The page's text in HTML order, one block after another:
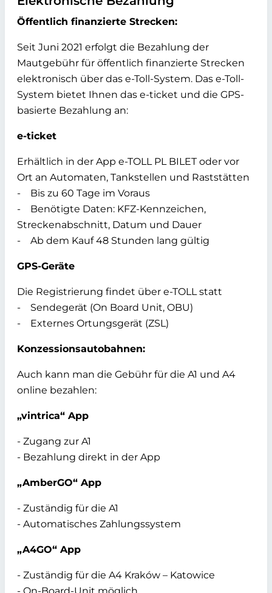
Öffentlich finanzierte Strecken:
Seit Juni 2021 erfolgt die Bezahlung der
Mautgebühr für öffentlich finanzierte Strecken
elektronisch über das e-Toll-System. Das e-Toll-
System bietet Ihnen das e-ticket und die GPS-
basierte Bezahlung an:
e-ticket
Erhältlich in der App e-TOLL PL BILET oder vor
Ort an Automaten, Tankstellen und Raststätten
- Bis zu 60 Tage im Voraus
- Benötigte Daten: KFZ-Kennzeichen,
Streckenabschnitt, Datum und Dauer
- Ab dem Kauf 48 Stunden lang gültig
GPS-Geräte
Die Registrierung findet über e-TOLL statt
- Sendegerät (On Board Unit, OBU)
- Externes Ortungsgerät (ZSL)
Konzessionsautobahnen:
Auch kann man die Gebühr für die A1 und A4
online bezahlen:
„vintrica“ App
- Zugang zur A1
- Bezahlung direkt in der App
„AmberGO“ App
- Zuständig für die A1
- Automatisches Zahlungssystem
„A4GO“ App
- Zuständig für die A4 Kraków – Katowice